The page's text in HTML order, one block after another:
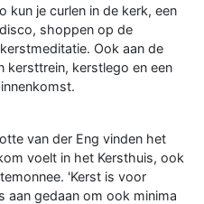
kun je curlen in de kerk, een
shoppen op de
Ook aan de
kersttrein, kerstlego en een
van der Eng vinden het
voelt in het Kersthuis, ook
'Kerst is voor
aan gedaan om ook minima